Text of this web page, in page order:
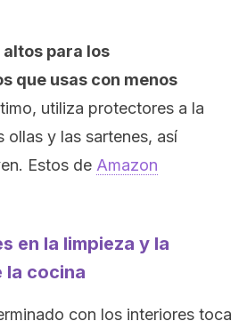
para los
que usas con menos
utiliza protectores a la
ollas y las sartenes, así
Estos de Amazon
en la limpieza y la
la cocina
con los interiores toca